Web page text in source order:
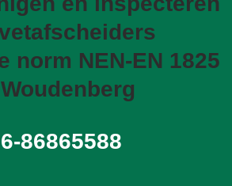
norm NEN-EN 1825
86865588